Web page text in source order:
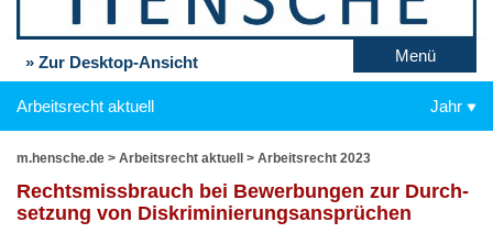
» Zur Desktop-Ansicht Menü
Arbeitsrecht aktuell Jahr
m.hensche.de > Arbeitsrecht aktuell > Arbeitsrecht 2023
Rechts­miss­brauch bei Be­wer­bun­gen zur Durch­
set­zung von Dis­kri­mi­nie­rungs­an­sprü­chen